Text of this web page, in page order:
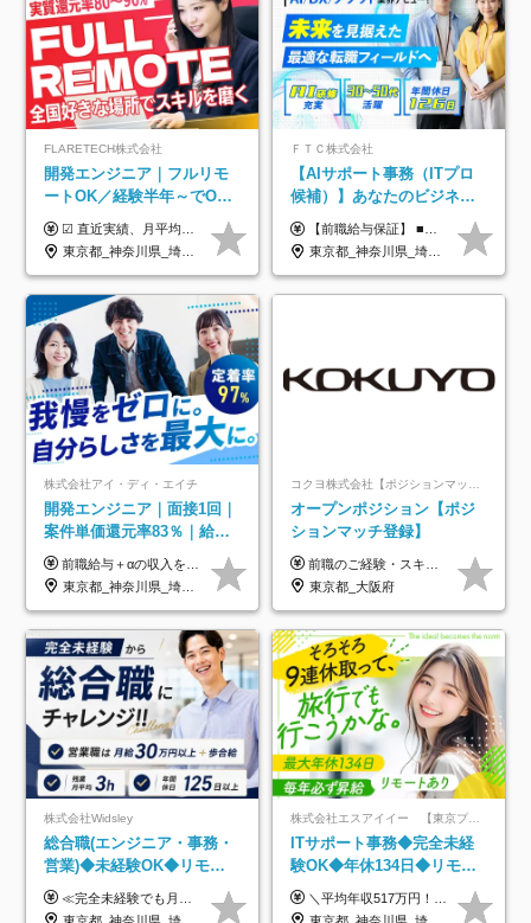
FLARETECH株式会社
開発エンジニア｜フルリモ
ートOK／経験半年～でOK
／実質還元率80～90%／前
給保証／AI系など最先端案
件多数
☑︎ 直近実績、月平均17,000円の昇給 ☑︎ 前職給与100%保証 ☑︎ 実質還元率80～90% ☑︎ 待機時も給与は満額支給 月給35万円～70万円＋交通費など各種手当 ※想定年収：4,200,000円～10,560,000円 ※経験・能力等を考慮の上で決定します。 ※上記金額には、みなし残業手当（50時間分・104,000円～212,000円）を含みます。超過分は別途追加支給します。 ┗残業時間は月平均10時間、多い時でも20時間程度と安定しております ★単価連動型の給与体系ではないため、万が一待機になってもその間の給与は満額支給しています。 ＜1年間の昇給事例をご紹介！＞ ・20代/フロントエンドエンジニア：月給274,000円→月給362,000円（＋88,000円/月） ・20代/iOSエンジニア：月給237,000円→月給287,000円（＋50,000円/月） ・20代/Androidエンジニア：月給316,000円→月給374,000円（＋58,000円/月） ・30代/Javaエンジニア（上流）：月給340,000円→月給418,000円（＋78,000円/月） ・30代/PMO：月給340,000円→月給418,000円（＋78,000円/月）
東京都_神奈川県_埼玉県_千葉県_大阪府_愛知県_北海道_青森県_岩手県_宮城県_秋田県_山形県_福島県_茨城県_栃木県_群馬県_新潟県_山梨県_長野県_富山県_石川県_福井県_静岡県_岐阜県_三重県_兵庫県_京都府_滋賀県_奈良県_和歌山県_広島県_岡山県_鳥取県_島根県_山口県_徳島県_香川県_愛媛県_高知県_福岡県_熊本県_佐賀県_長崎県_大分県_宮崎県_鹿児島県_沖縄県
ＦＴＣ株式会社
【AIサポート事務（ITプロ
候補）】あなたのビジネス
経験をAI業界で活かす◆IT
未経験OK◆目指せるコンサ
ル
【前職給与保証】 ■未経験者： 月給30万円～35万円 ■ローキャリア（経験目安1年程度）： 月給35万円～40万円 ■経験者（経験目安3年以上）： 月給40万円～60万円 ■即戦力（経験目安5年以上）： 月給45万円～80万円 ※上記金額には固定残業代30時間分 【未経験者5万5000円～7万3000円、 ローキャリア6万4000円～7万3000円、 経験者5万8000円～10万9000円、 即戦力8万2000円～14万5000円】を含みます。 ※30時間を超える場合は追加で全額支給します。 ※経験・能力・前職給与などを総合的に評価したうえでご納得いただけるよう個別決定。 未経験者の場合、前職給与とポテンシャルを査定のうえ決定いたします。 ※日本国内でのIT業界経験、または同等の実務経験と能力に応じて決定します。 ※前職給与は日本円かつ、日本国内での実績に基づき評価します。 【納得の評価システム】 ★クォーター毎に査定する評価制度導入！ 明確な評価基準で翌年度年収を上げましょう！ ★評価対象期間に在籍中のほとんどの社員が昇給し 年収アップを実現しています！ ★様々なインセンティブ制度を用意し多角的に正当評価しています！ ※試用期間6カ月（期間中の待遇等に差異なし）
東京都_神奈川県_埼玉県_千葉県
株式会社アイ・ディ・エイチ
開発エンジニア｜面接1回｜
案件単価還元率83％｜給与
UP保証｜年休140日｜在宅
利用率9割｜独立支援・副業
制度
前職給与＋αの収入を保証 月給42万円～120万円＋各種手当＋賞与 給与基準が明確かつ高還元です。 一人ひとりが安定した環境のもと、長く活躍できる職場を目指しています。 ※平均年収650万円 ・還元率83％ ・各種手当について 職能手当／職務手当／資格手当／営業手当 など ※前職での経験・能力、給与などを考慮の上、当社規定により優遇いたします ※試用期間あり（3ヶ月／期間中の条件に変動はありません） ※上記金額には固定残業代（78,948円～225,564円/月30時間分）を含みます 超過分は別途全額支給いたします ・年収UPを保証 過去には転職時に〈年収200万円UP〉したエンジニアも在籍しています。入社時だけでなく、入社後も安心の給与水準で働ける環境です。キャリアや技術力が正当に評価されていないと感じていたら、一度面接でお話ししましょう！ 当社では管理職の人数は最低限にし、無駄な管理をしません。その費用削減分を社員の給与に還元しています！
東京都_神奈川県_埼玉県_千葉県_大阪府_愛知県_北海道_青森県_岩手県_宮城県_秋田県_山形県_福島県_茨城県_栃木県_群馬県_新潟県_山梨県_長野県_富山県_石川県_福井県_静岡県_岐阜県_三重県_兵庫県_京都府_滋賀県_奈良県_和歌山県_広島県_岡山県_鳥取県_島根県_山口県_徳島県_香川県_愛媛県_高知県_福岡県_熊本県_佐賀県_長崎県_大分県_宮崎県_鹿児島県_沖縄県
オープンポジション【ポジ
ションマッチ登録】
前職のご経験・スキル等を考慮して決定します。
東京都_大阪府
株式会社Widsley
総合職(エンジニア・事務・
営業)◆未経験OK◆リモー
トあり◆残業月3h◆服装髪
型自由
≪完全未経験でも月給40万円以上も可能です！≫ -------------- 【1】ITエンジニア 月給26万円～50万円＋プロジェクト手当＋資格手当 【2】IT事務、営業事務 月給26万円～50万円＋プロジェクト手当＋資格手当 ≪【1】【2】共通≫ ★上記給与には固定残業代20時間分(月3万719円～)を含みます。残業が超過した場合は、追加支給します(残業は月平均3時間とほぼ発生しません。残業がなくても、固定残業代は支給されます) ★試用期間6ヵ月あり（期間中は月給23万1000円～。固定残業代20時間分3万719円～を含む／超過分は別途支給） -------------- 【3】SES営業、SaaS営業 月給30万円以上＋インセンティブ＋各種手当 ★上記給与には固定残業代45時間分(月7万6967円～)を含みます。残業が超過した場合は、追加支給します(残業は月平均3時間とほぼ発生しません。残業がなくても、固定残業代は支給されます) ★試用期間6ヵ月あり(期間中も給与や福利厚生は同じです)
株式会社エスアイイー 【東京プロマーケット上場】
ITサポート事務◆完全未経
験OK◆年休134日◆リモー
トOK◆残業月7h以下◆賞与
年3回◆5年目まで必ず昇給
＼平均年収517万円！入社5年目まで毎年必ず昇給／ ■賞与年3回 ■年収800万円以上も可 ■入社3年以上の平均年収469.2万円 月給23万2000円以上＋賞与年3回＋各種手当 ☆入社5年目まで最大1万5000円の定期昇給を確約 ┃各種手当充実 ・規定の資格を取得すれば、2000円～5万円を毎月支給（2万4000円～60万円／年） ・研修中に取得した取得率95％の資格でも研修後の給料UP ※月給は年齢・経験・能力を考慮して、優遇いたします ※上記月給金額は固定残業代（20時間/3万1300円円以上）を含み、超過分は別途支給いたします ※試用期間（6ヶ月）は月給に変動はありますが、その他待遇に差異はありません ├入社後1ヶ月～3ヶ月間は、月給20万1900円となります └上記金額は固定残業代（10時間／1万6000円）を含み、超過分は別途支給いたします